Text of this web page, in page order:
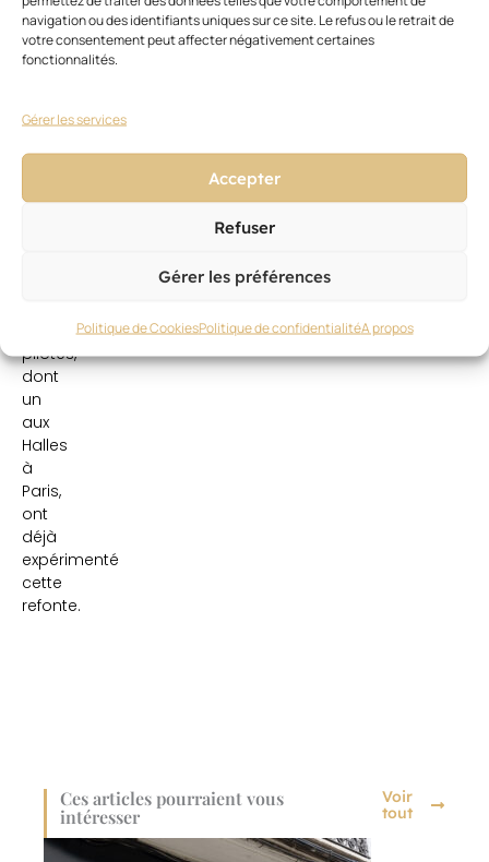
navigation ou des identifiants uniques sur ce site. Le refus ou le retrait de
votre consentement peut affecter négativement certaines
fonctionnalités.
Gérer les services
Accepter
Refuser
Gérer les préférences
Politique de CookiesPolitique de confidentialitéA propos
but
est
de
véritable
immersion
les
magasins
pilotes,
dont
un
aux
Halles
à
Paris,
ont
déjà
expérimenté
cette
refonte.
Ces articles pourraient vous
intéresser
Voir
tout